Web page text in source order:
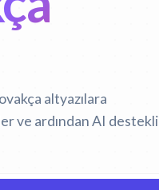
altyazılara
ve ardından AI destekli